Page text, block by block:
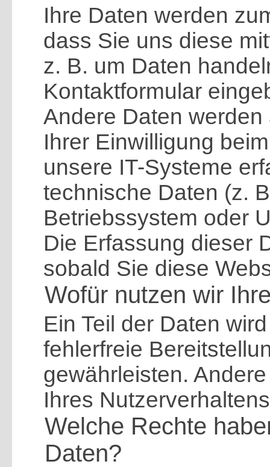
Ihre Daten werden
dass Sie uns diese
z. B. um Daten
Kontaktformular
Andere Daten
Ihrer Einwilligung
unsere IT-Systeme
technische Daten (z.
Betriebssystem oder
Die Erfassung dieser
sobald Sie diese
Wofür nutzen wir
Ein Teil der Daten
fehlerfreie
gewährleisten.
Ihres
Welche Rechte
Daten?